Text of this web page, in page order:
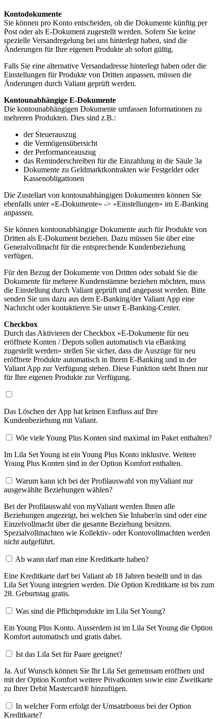
Kontodokumente
Sie können pro Konto entscheiden, ob die Dokumente künftig per
Post oder als E-Dokument zugestellt werden. Sofern Sie keine
spezielle Versandregelung bei uns hinterlegt haben, sind die
Änderungen für Ihre eigenen Produkte ab sofort gültig.
Falls Sie eine alternative Versandadresse hinterlegt haben oder die
Einstellungen für Produkte von Dritten anpassen, müssen die
Änderungen durch Valiant geprüft werden.
Kontounabhängige E-Dokumente
Die kontounabhängigen Dokumente umfassen Informationen zu
mehreren Produkten. Dies sind z.B.:
der Steuerauszug
die Vermögensübersicht
der Performanceauszug
das Reminderschreiben für die Einzahlung in die Säule 3a
Dokumente zu Geldmarktkontrakten wie Festgelder oder
Kassenobligationen
Die Zustellart von kontounabhängigen Dokumenten können Sie
ebenfalls unter «E-Dokumente» -> «Einstellungen» im E-Banking
anpassen.
Sie können kontounabhängige Dokumente auch für Produkte von
Dritten als E-Dokument beziehen. Dazu müssen Sie über eine
Generalvollmacht für die entsprechende Kundenbeziehung
verfügen.
Für den Bezug der Dokumente von Dritten oder sobald Sie die
Dokumente für mehrere Kundenstämme beziehen möchten, muss
die Einstellung durch Valiant geprüft und angepasst werden. Bitte
senden Sie uns dazu aus dem E-Banking/der Valiant App eine
Nachricht oder kontaktieren Sie unser E-Banking-Center.
Checkbox
Durch das Aktivieren der Checkbox «E-Dokumente für neu
eröffnete Konten / Depots sollen automatisch via eBanking
zugestellt werden» stellen Sie sicher, dass die Auszüge für neu
eröffnete Produkte automatisch in Ihrem E-Banking und in der
Valiant App zur Verfügung stehen. Diese Funktion steht Ihnen nur
für Ihre eigenen Produkte zur Verfügung.
Das Löschen der App hat keinen Einfluss auf Ihre
Kundenbeziehung mit Valiant.
Wie viele Young Plus Konten sind maximal im Paket enthalten?
Im Lila Set Young ist ein Young Plus Konto inklusive. Weitere
Young Plus Konten sind in der Option Komfort enthalten.
Warum kann ich bei der Profilauswahl von myValiant nur
ausgewählte Beziehungen wählen?
Bei der Profilauswahl von myValiant werden Ihnen alle
Beziehungen angezeigt, bei welchen Sie Inhaber/in sind oder eine
Einzelvollmacht über die gesamte Beziehung besitzen.
Spezialvollmachten wie Kollektiv- oder Kontovollmachten werden
nicht aufgeführt.
Ab wann darf man eine Kreditkarte haben?
Eine Kreditkarte darf bei Valiant ab 18 Jahren bestellt und in das
Lila Set Young integriert werden. Die Option Kreditkarte ist bis zum
28. Geburtstag gratis.
Was sind die Pflichtprodukte im Lila Set Young?
Ein Young Plus Konto. Ausserdem ist im Lila Set Young die Option
Komfort automatisch und gratis dabei.
Ist das Lila Set für Paare geeignet?
Ja. Auf Wunsch können Sie Ihr Lila Set gemeinsam eröffnen und
mit der Option Komfort weitere Privatkonten sowie eine Zweitkarte
zu Ihrer Debit Mastercard® hinzufügen.
In welcher Form erfolgt der Umsatzbonus bei der Option
Kreditkarte?